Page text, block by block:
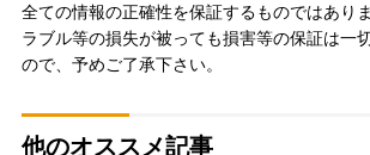
全ての情報の正確性を保証するものではあり
ラブル等の損失が被っても損害等の保証は一
ので、予めご了承下さい。
他のオススメ記事